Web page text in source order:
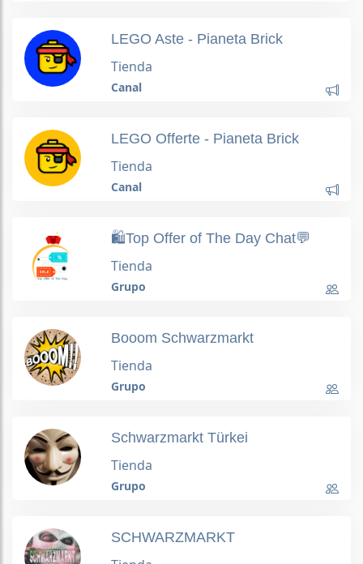
LEGO Aste - Pianeta Brick
Tienda
Canal
LEGO Offerte - Pianeta Brick
Tienda
Canal
🛍Top Offer of The Day Chat💬
Tienda
Grupo
Booom Schwarzmarkt
Tienda
Grupo
Schwarzmarkt Türkei
Tienda
Grupo
SCHWARZMARKT